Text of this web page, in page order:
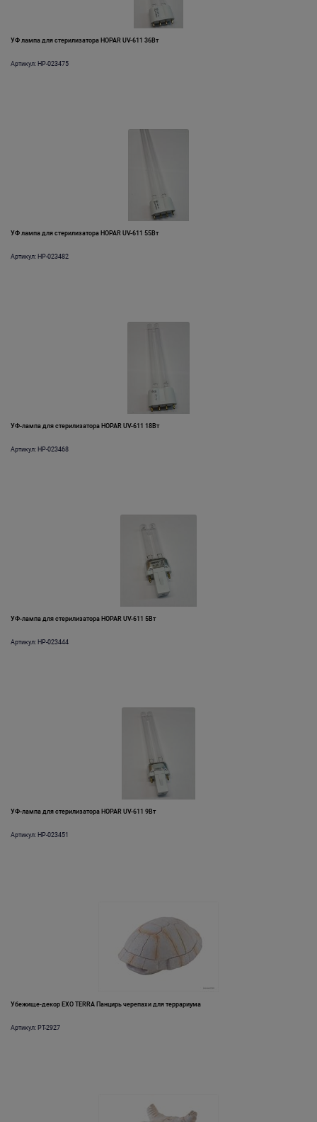
УФ лампа для стерилизатора HOPAR UV-611 36Вт
Артикул: HP-023475
УФ лампа для стерилизатора HOPAR UV-611 55Вт
Артикул: HP-023482
УФ-лампа для стерилизатора HOPAR UV-611 18Вт
Артикул: HP-023468
УФ-лампа для стерилизатора HOPAR UV-611 5Вт
Артикул: HP-023444
УФ-лампа для стерилизатора HOPAR UV-611 9Вт
Артикул: HP-023451
Убежище-декор EXO TERRA Панцирь черепахи для террариума
Артикул: PT-2927